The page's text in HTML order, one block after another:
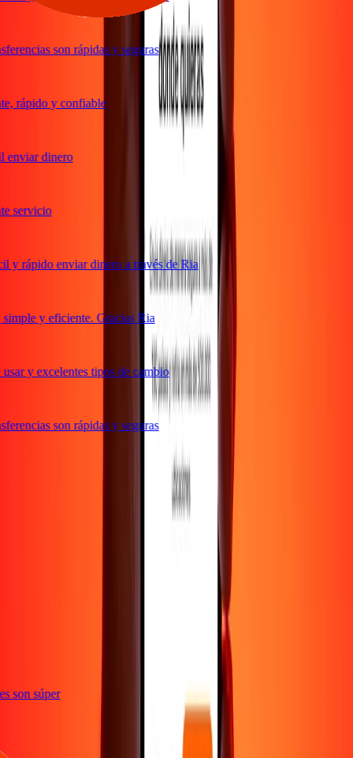
son rápidas y seguras
rápido y confiable
dinero
servicio
rápido enviar dinero a través de Ria
y eficiente. Gracias Ria
y excelentes tipos de cambio
son rápidas y seguras
son súper